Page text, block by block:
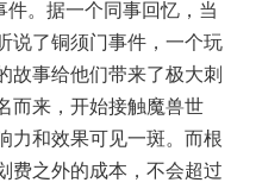
件。据一个同事回忆，当
说了铜须门事件，一个玩
故事给他们带来了极大刺
而来，开始接触魔兽世
力和效果可见一斑。而根
费之外的成本，不会超过